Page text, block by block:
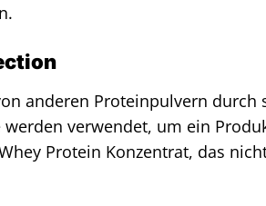
anderen Proteinpulvern
verwendet, um ein
Protein Konzentrat, das